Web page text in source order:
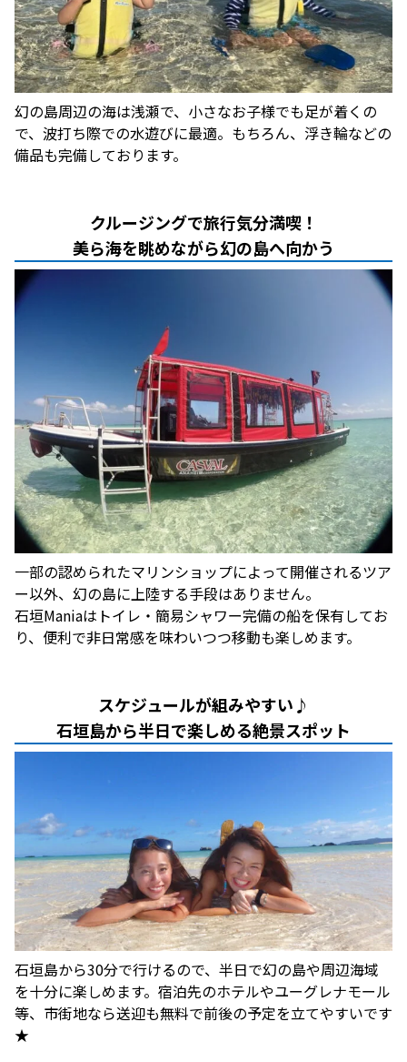
Loading...
幻の島周辺の海は浅瀬で、小さなお子様でも足が着くの
で、波打ち際での水遊びに最適。もちろん、浮き輪などの
備品も完備しております。
クルージングで旅行気分満喫！
美ら海を眺めながら幻の島へ向かう
一部の認められたマリンショップによって開催されるツア
ー以外、幻の島に上陸する手段はありません。
石垣Maniaはトイレ・簡易シャワー完備の船を保有してお
り、便利で非日常感を味わいつつ移動も楽しめます。
スケジュールが組みやすい♪
石垣島から半日で楽しめる絶景スポット
石垣島から30分で行けるので、半日で幻の島や周辺海域
を十分に楽しめます。宿泊先のホテルやユーグレナモール
等、市街地なら送迎も無料で前後の予定を立てやすいです
★